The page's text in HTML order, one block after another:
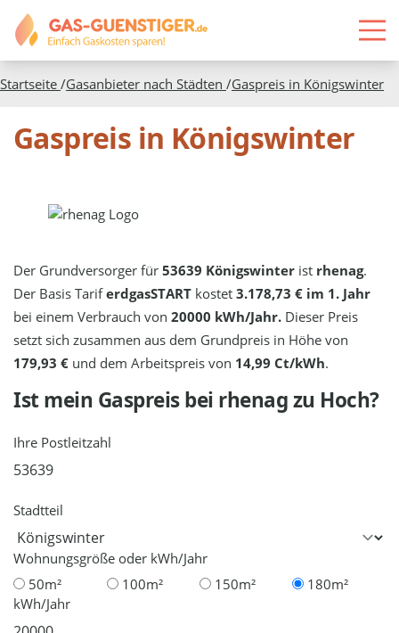
Startseite /Gasanbieter nach Städten /Gaspreis in Königswinter
Gaspreis in Königswinter
Der Grundversorger für53639 Königswinter ist rhenag.
Der Basis TariferdgasSTART kostet3.178,73 € im 1. Jahr
bei einem Verbrauch von20000 kWh/Jahr. Dieser Preis
setzt sich zusammen aus dem Grundpreis in Höhe von
179,93 € und dem Arbeitspreis von 14,99 Ct/kWh.
Ist mein Gaspreis bei rhenagzu Hoch?
Ihre Postleitzahl
Stadtteil
Wohnungsgröße oder kWh/Jahr
50m²
100m² 150m²
180m²
kWh/Jahr